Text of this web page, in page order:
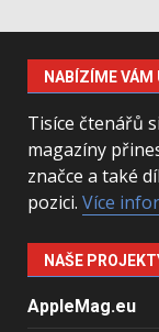
NABÍZÍME VÁM
Tisíce čtenářů
magazíny
značce a také
pozici. Více
NAŠE
AppleMag.eu